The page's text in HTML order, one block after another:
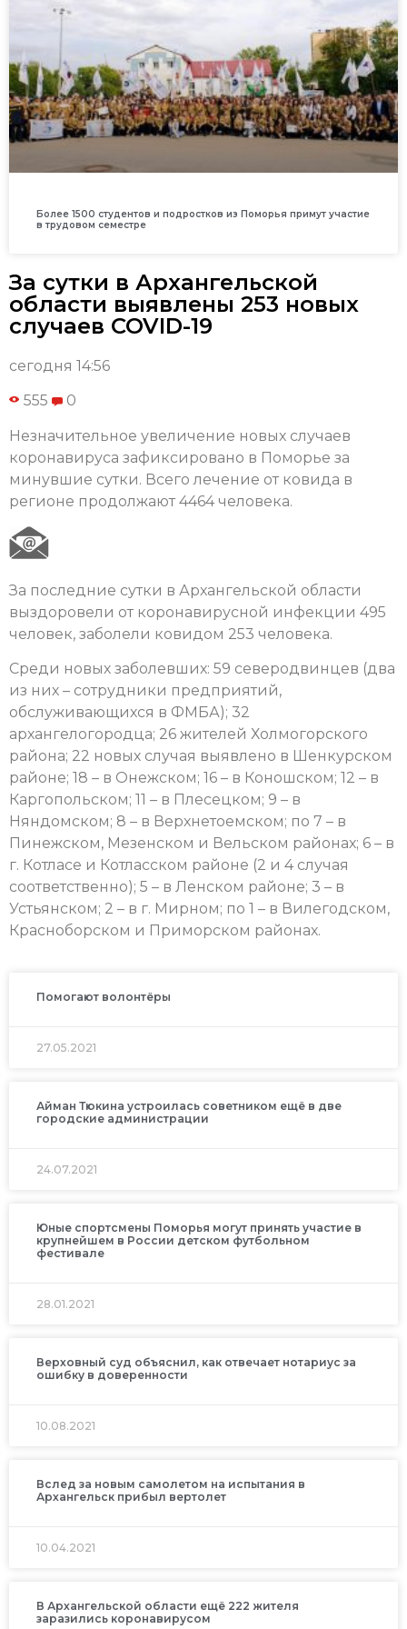
Более 1500 студентов и подростков из Поморья примут участие
в трудовом семестре
За сутки в Архангельской
области выявлены 253 новых
случаев COVID-19
сегодня 14:56
555 0
Незначительное увеличение новых случаев
коронавируса зафиксировано в Поморье за
минувшие сутки. Всего лечение от ковида в
регионе продолжают 4464 человека.
За последние сутки в Архангельской области
выздоровели от коронавирусной инфекции 495
человек, заболели ковидом 253 человека.
Среди новых заболевших: 59 северодвинцев (два
из них – сотрудники предприятий,
обслуживающихся в ФМБА); 32
архангелогородца; 26 жителей Холмогорского
района; 22 новых случая выявлено в Шенкурском
районе; 18 – в Онежском; 16 – в Коношском; 12 – в
Каргопольском; 11 – в Плесецком; 9 – в
Няндомском; 8 – в Верхнетоемском; по 7 – в
Пинежском, Мезенском и Вельском районах; 6 – в
г. Котласе и Котласском районе (2 и 4 случая
соответственно); 5 – в Ленском районе; 3 – в
Устьянском; 2 – в г. Мирном; по 1 – в Вилегодском,
Красноборском и Приморском районах.
Помогают волонтёры
27.05.2021
Айман Тюкина устроилась советником ещё в две
городские администрации
24.07.2021
Юные спортсмены Поморья могут принять участие в
крупнейшем в России детском футбольном
фестивале
28.01.2021
Верховный суд объяснил, как отвечает нотариус за
ошибку в доверенности
10.08.2021
Вслед за новым самолетом на испытания в
Архангельск прибыл вертолет
10.04.2021
В Архангельской области ещё 222 жителя
заразились коронавирусом